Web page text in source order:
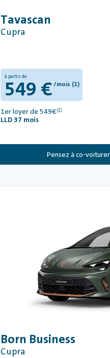
Tavascan
Cupra
à partir de
549 €/mois (1)
1er loyer de 549€(1)
LLD 37 mois
Pensez à co-
Born Business
Cupra